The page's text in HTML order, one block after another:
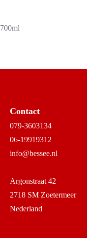
700ml
Contact
079-3603134
06-19919312
info@bessee.nl
Argonstraat 42
2718 SM Zoetermeer
Nederland